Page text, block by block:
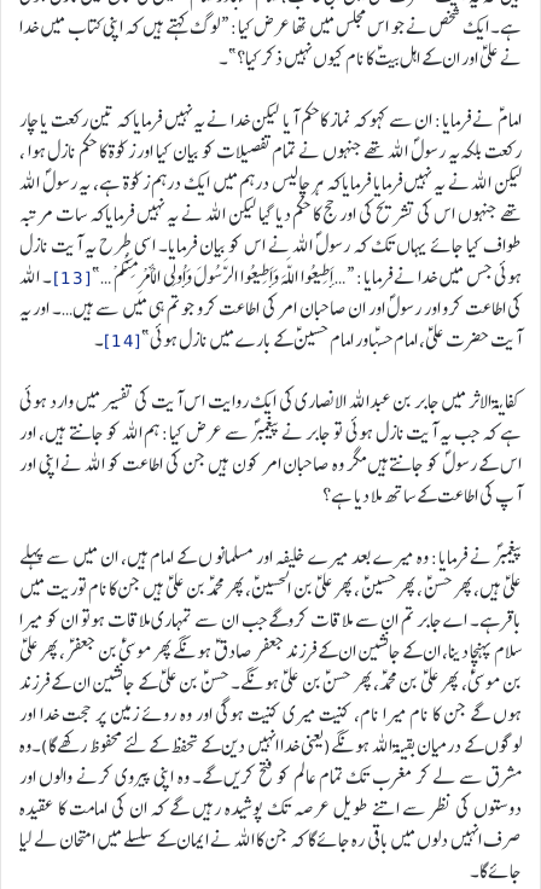
ہے۔ ایک شخص نے جو اس مجلس میں تھا عرض کیا: “لوگ کہتے ہیں کہ اپنی کتاب میں خدا
نے علیؑ اور ان کے اہل بیتؑ کا نام کیوں نہیں ذکر کیا؟”۔
امام ؑ نے فرمایا: ان سے کہو کہ نماز کا حکم آیا لیکن خدا نے یہ نہیں فرمایا کہ تین رکعت یا چار
رکعت بلکہ یہ رسولؐ اللہ تھے جنہوں نے تمام تفصیلات کو بیان کیا اور زکوٰۃ کا حکم نازل ہوا ،
لیکن اللہ نے یہ نہیں فرمایا فرمایاکہ ہر چالیس درہم میں ایک درہم زکوٰۃ ہے، یہ رسولؐ اللہ
تھے جنہوں اس کی تشریح کی اور حج کا حکم دیا گیا لیکن اللہ نے یہ نہیں فرمایاکہ سات مرتبہ
طواف کیا جائے یہاں تک کہ رسول ؐاللہ نے اس کو بیان فرمایا۔ اسی طرح یہ آیت نازل
ہوئی جس میں خدا نے فرمایا: “… أَطِيعُوا اللَّهَ وَأَطِيعُوا الرَّسُولَ وَأُولِي الْأَمْرِ مِنْكُمْ …”[13]
۔ اللہ
کی اطاعت کرو اور رسولؐ اور ان صاحبان امر کی اطاعت کرو جو تم ہی میں سے ہیں…۔ اور یہ
آیت حضرت علیؑ، امام حسنؑاور امام حسینؑ کے بارے میں نازل ہوئی”[14]
۔
کفایۃ الاثر میں جابر بن عبداللہ الانصاری کی ایک روایت اس آیت کی تفسیر میں وارد ہوئی
ہے کہ جب یہ آیت نازل ہوئی تو جابر نے پیغمبرؐ سے عرض کیا: ہم اللہ کو جانتے ہیں، اور
اس کے رسولؐ کو جانتےہیں مگر وہ صاحبان امر کون ہیں جن کی اطاعت کو اللہ نے اپنی اور
آپ کی اطاعت کے ساتھ ملا دیا ہے؟
پیغمبرؐ نے فرمایا: وہ میرے بعد میرے خلیفہ اور مسلمانو ں کے امام ہیں، ان میں سے پہلے
علیؑ ہیں، پھر حسنؑ ، پھر حسینؑ ، پھر علیؑ بن الحسینؑ، پھر محمدؑ بن علیؑ ہیں جن کا نام توریت میں
باقرہے۔ اے جابر تم ان سے ملاقات کروگے جب ان سے تمہاری ملاقات ہوتو ان کو میرا
سلام پہنچا دینا، ان کے جانشین ان کے فرزند جعفر صادق ؑ ہونگے پھر موسیٰؑ بن جعفرؑ ، پھر علیؑ
بن موسیٰؑ، پھر علیؑ بن محمدؑ، پھر حسنؑ بن علیؑ ہونگے۔ حسنؑ بن علیؑ کے جانشین ان کے فرزند
ہوں گے جن کا نام میرا نام، کنیت میری کنیت ہوگی اور وہ روئے زمین پر حجت خدا اور
لوگوں کے درمیان بقیۃ اللہ ہونگے(یعنی خدا انہیں دین کے تحفظ کے لئے محفوظ رکھے گا)۔وہ
مشرق سے لے کر مغرب تک تمام عالم کو فتح کریں گے۔ وہ اپنی پیروی کرنے والوں اور
دوستوں کی نظر سے اتنے طویل عرصہ تک پوشیدہ رہیں گے کہ ان کی امامت کا عقیدہ
صرف انہیں دلوں میں باقی رہ جائے گا کہ جن کا اللہ نے ایمان کے سلسلے میں امتحان لے لیا
جائے گا۔